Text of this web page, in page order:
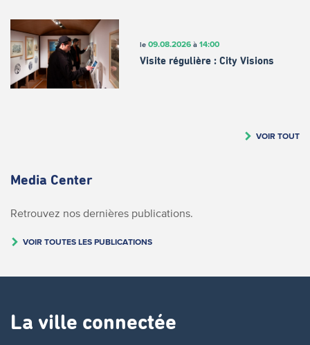
le 09.08.2026à 14:00
Visite régulière : City Visions
VOIR TOUT
Media Center
Retrouvez nos dernières publications.
VOIR TOUTES LES PUBLICATIONS
La ville connectée